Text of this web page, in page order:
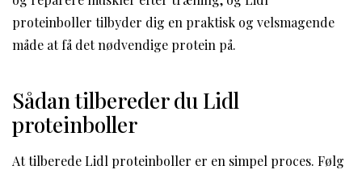
proteinboller tilbyder dig en praktisk og velsmagende
måde at få det nødvendige protein på.
Sådan tilbereder du Lidl
proteinboller
At tilberede Lidl proteinboller er en simpel proces. Følg